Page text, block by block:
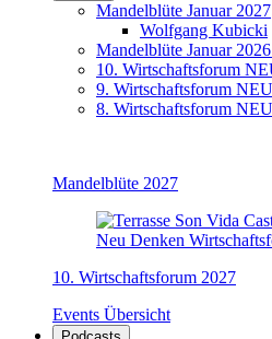
Mandelblüte Januar 2027
Wolfgang Kubicki
Mandelblüte Januar
10. Wirtschaftsforum
9. Wirtschaftsforum
8. Wirtschaftsforum
Mandelblüte 2027
10. Wirtschaftsforum 2027
Events Übersicht